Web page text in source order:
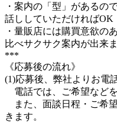
・案内の「型」があるの
話ししていただければOK
・量販店には購買意欲の
比べサクサク案内が出来
***
《応募後の流れ》
(1)応募後、弊社よりお電
電話では、ご希望など
また、面談日程・ご希
きます。